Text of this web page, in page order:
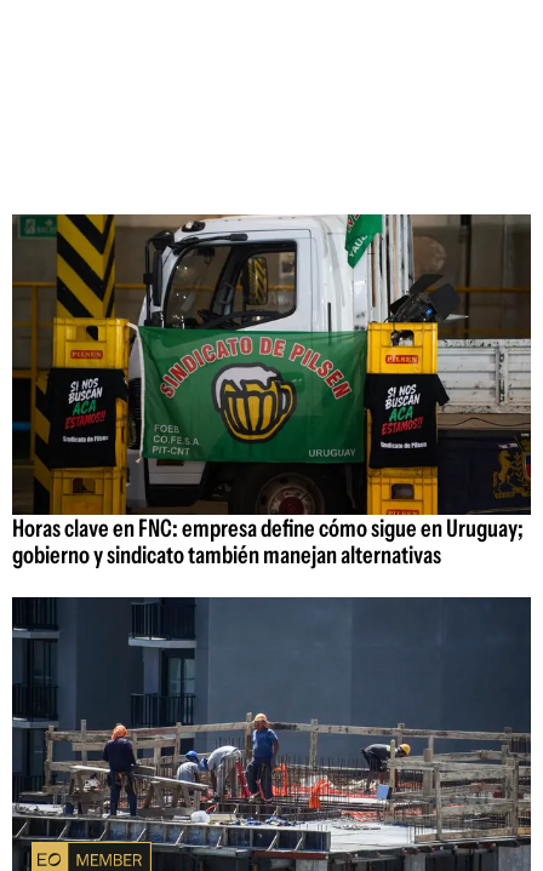
Horas clave en FNC: empresa define cómo sigue en Uruguay;
gobierno y sindicato también manejan alternativas